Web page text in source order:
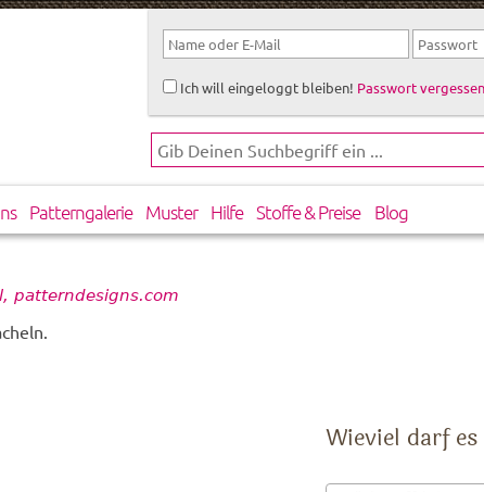
Ich will eingeloggt bleiben! Passwort
Patterngalerie Muster Hilfe Stoffe & Preise Blog
patterndesigns.com
Wieviel darf es